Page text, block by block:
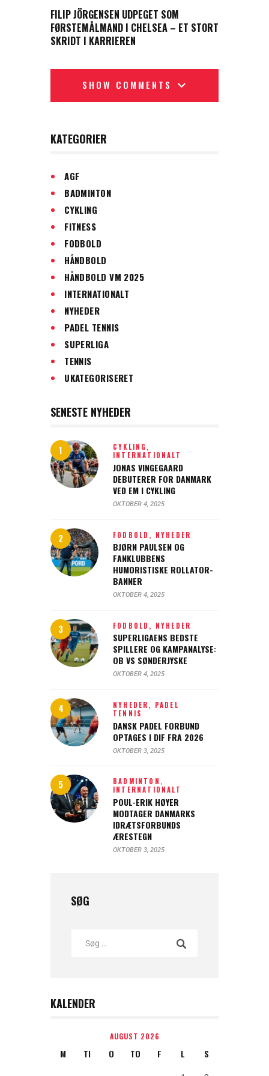
FILIP JÖRGENSEN UDPEGET SOM
FØRSTEMÅLMAND I CHELSEA – ET STORT
SKRIDT I KARRIEREN
SHOW COMMENTS
KATEGORIER
AGF
BADMINTON
CYKLING
FITNESS
FODBOLD
HÅNDBOLD
HÅNDBOLD VM 2025
INTERNATIONALT
NYHEDER
PADEL TENNIS
SUPERLIGA
TENNIS
UKATEGORISERET
SENESTE NYHEDER
CYKLING,
INTERNATIONALT
JONAS VINGEGAARD
DEBUTERER FOR DANMARK
VED EM I CYKLING
OKTOBER 4, 2025
FODBOLD, NYHEDER
BJØRN PAULSEN OG
FANKLUBBENS
HUMORISTISKE ROLLATOR-
BANNER
OKTOBER 4, 2025
FODBOLD, NYHEDER
SUPERLIGAENS BEDSTE
SPILLERE OG KAMPANALYSE:
OB VS SØNDERJYSKE
OKTOBER 4, 2025
NYHEDER, PADEL
TENNIS
DANSK PADEL FORBUND
OPTAGES I DIF FRA 2026
OKTOBER 3, 2025
BADMINTON,
INTERNATIONALT
POUL-ERIK HØYER
MODTAGER DANMARKS
IDRÆTSFORBUNDS
ÆRESTEGN
OKTOBER 3, 2025
SØG
KALENDER
AUGUST 2026
M TI O TO F L S